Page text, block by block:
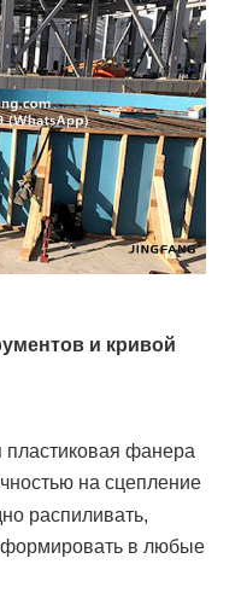
и кривой
пластиковая фанера
на сцепление
распиливать,
в любые